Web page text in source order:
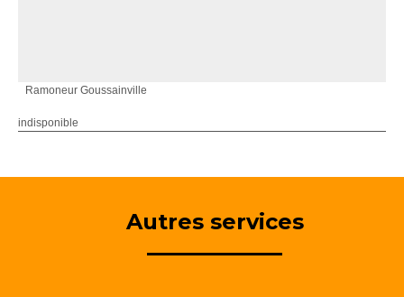
Ramoneur Goussainville
indisponible
Autres services